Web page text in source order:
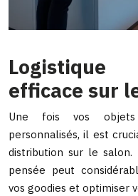
efficace sur
Une fois vos objets
personnalisés, il est
distribution sur le
pensée peut
vos goodies et optimiser